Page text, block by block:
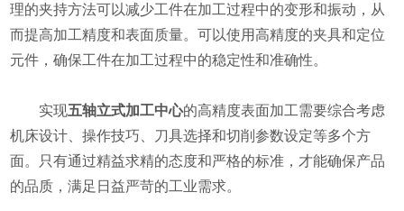
理的夹持方法可以减少工件在加工过程中的变形和振动，从
而提高加工精度和表面质量。可以使用高精度的夹具和定位
元件，确保工件在加工过程中的稳定性和准确性。
实现五轴立式加工中心的高精度表面加工需要综合考虑
机床设计、操作技巧、刀具选择和切削参数设定等多个方
面。只有通过精益求精的态度和严格的标准，才能确保产品
的品质，满足日益严苛的工业需求。